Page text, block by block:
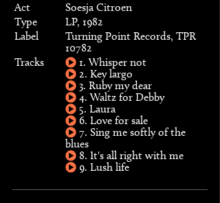
Act
Soesja Citroen
Type
LP, 1982
Label
Turning Point Records, TPR
10782
Tracks
1. Whisper not
2. Key largo
3. Ruby my dear
4. Waltz for Debby
5. Laura
6. Love for sale
7. Sing me softly of the
blues
8. It's all right with me
9. Lush life